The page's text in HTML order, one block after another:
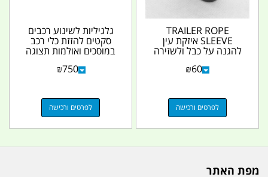
TRAILER ROPE
SLEEVE איזקת עין
להגנה על כבל ולשזירה
DIAMETER...
₪60
לפרטים ורכישה
גלגיליות לשינוע רכבים
סקטים להזזת כלי רכב
במוסכים ואולמות תצוגה
₪750
לפרטים ורכישה
מפת האתר